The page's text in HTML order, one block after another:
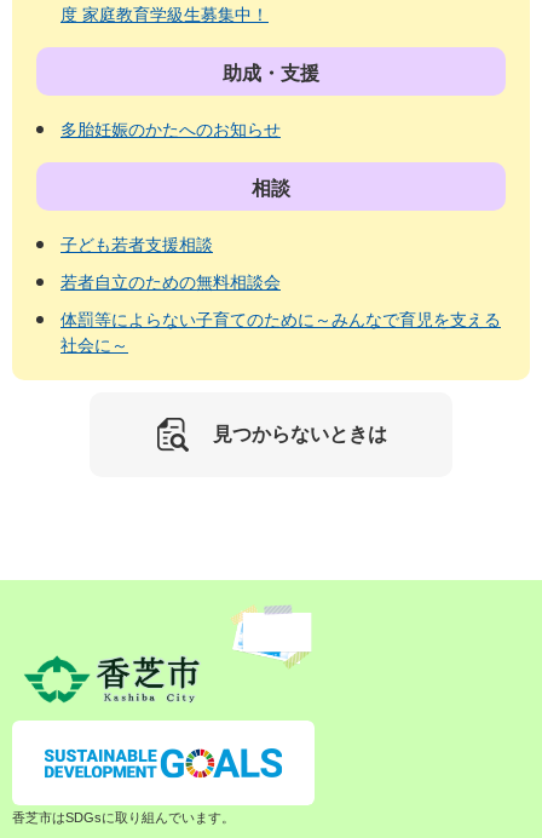
度 家庭教育学級生募集中！
助成・支援
多胎妊娠のかたへのお知らせ
相談
子ども若者支援相談
若者自立のための無料相談会
体罰等によらない子育てのために～みんなで育児を支える
社会に～
見つからないときは
香芝市はSDGsに取り組んでいます。